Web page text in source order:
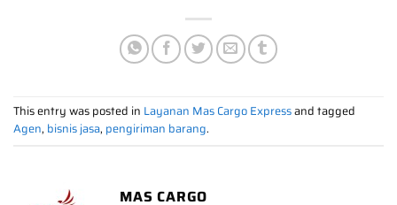
This entry was posted in Layanan Mas Cargo Expressand tagged
Agen, bisnis jasa, pengiriman barang.
MAS CARGO